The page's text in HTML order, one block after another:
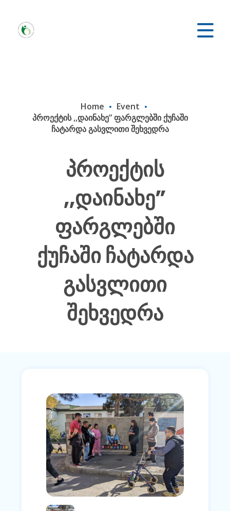
Home
Event
პროექტის ,,დაინახე” ფარგლებში ქუჩაში
ჩატარდა გასვლითი შეხვედრა
პროექტის
,,დაინახე”
ფარგლებში
ქუჩაში ჩატარდა
გასვლითი
შეხვედრა